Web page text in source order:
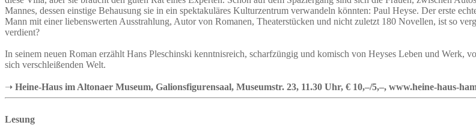
Mannes, dessen einstige Behausung sie in ein spektakuläres Kulturzentrum verwandeln könnten: Paul Heyse. Der erste
Mann mit einer liebenswerten Ausstrahlung, Autor von Romanen, Theaterstücken und nicht zuletzt 180 Novellen, ist so
verdient?
In seinem neuen Roman erzählt Hans Pleschinski kenntnisreich, scharfzüngig und komisch von Heyses Leben und Werk,
sich verschleißenden Welt.
➝ Heine-Haus im Altonaer Museum, Galionsfigurensaal, Museumstr. 23, 11.30 Uhr, € 10,–/5,–, www.heine-haus-
Lesung